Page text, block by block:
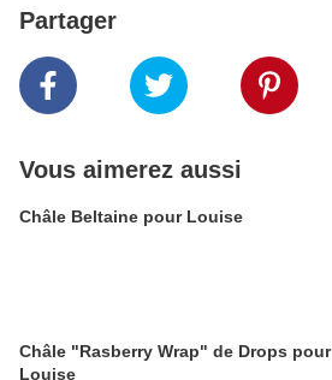
Partager
Vous aimerez aussi
Châle Beltaine pour Louise
Châle "Rasberry Wrap" de Drops pour
Louise